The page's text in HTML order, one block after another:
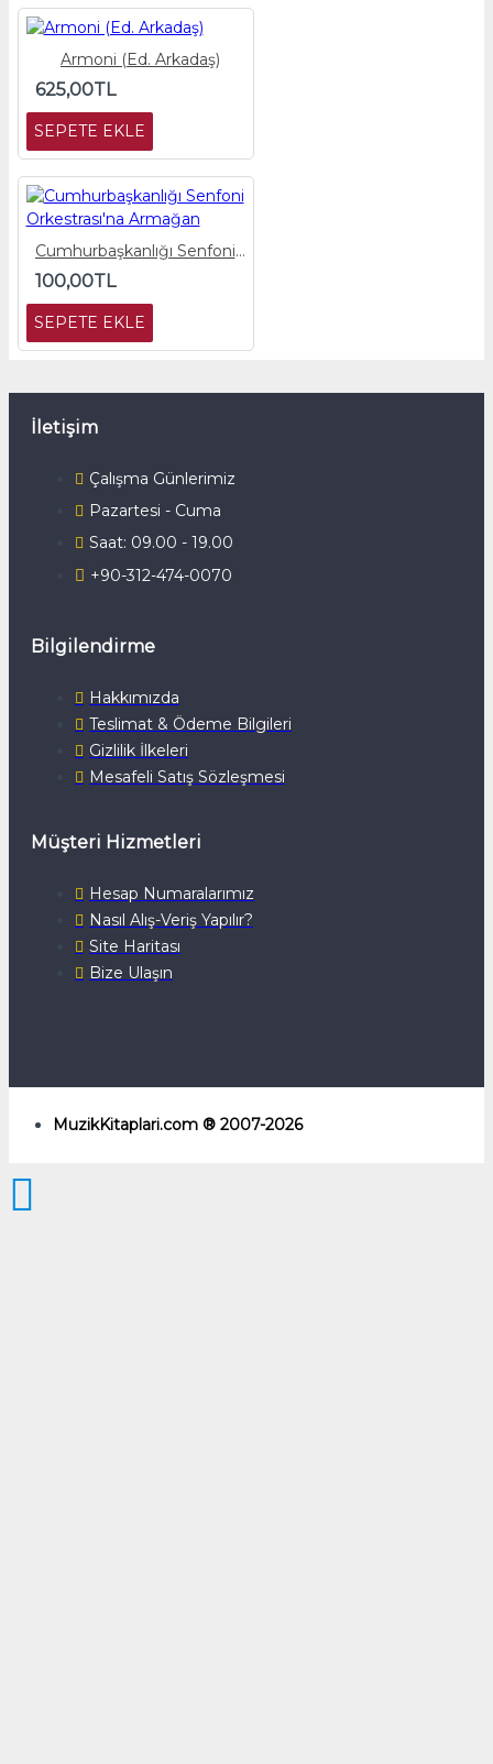
Armoni (Ed. Arkadaş)
625,00TL
SEPETE EKLE
Cumhurbaşkanlığı Senfoni Orkestrası'na Armağan
100,00TL
SEPETE EKLE
İletişim
Çalışma Günlerimiz
Pazartesi - Cuma
Saat: 09.00 - 19.00
+90-312-474-0070
Bilgilendirme
Hakkımızda
Teslimat & Ödeme Bilgileri
Gizlilik İlkeleri
Mesafeli Satış Sözleşmesi
Müşteri Hizmetleri
Hesap Numaralarımız
Nasıl Alış-Veriş Yapılır?
Site Haritası
Bize Ulaşın
MuzikKitaplari.com ® 2007-2026